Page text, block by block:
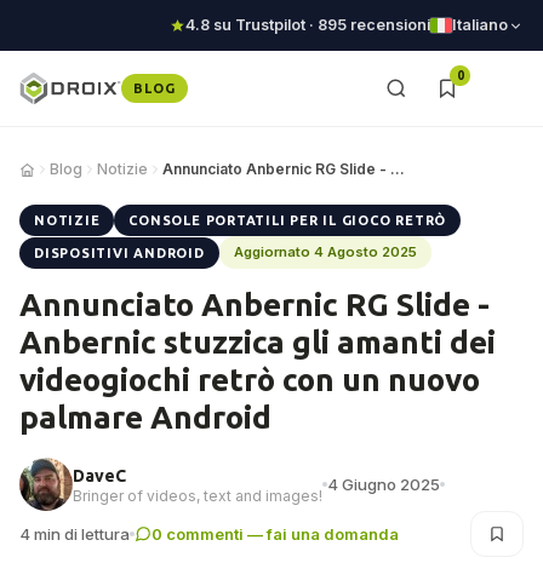
4.8 su Trustpilot · 895 recensioni Italiano
BLOG
0
Blog Notizie Annunciato Anbernic RG Slide - Anbernic stuzzi…
NOTIZIE CONSOLE PORTATILI PER IL GIOCO RETRÒ
DISPOSITIVI ANDROID Aggiornato 4 Agosto 2025
Annunciato Anbernic RG Slide -
Anbernic stuzzica gli amanti dei
videogiochi retrò con un nuovo
palmare Android
DaveC
Bringer of videos, text and images!
4 Giugno 2025
4 min di lettura 0 commenti — fai una domanda